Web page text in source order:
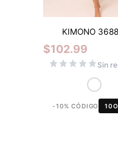
KIMONO
$102.99
Sin
-10% CÓDIGO